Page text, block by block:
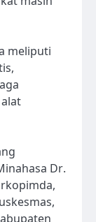
meliputi
Dr.